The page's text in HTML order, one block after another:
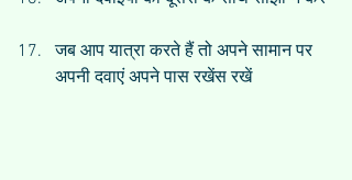
जब आप यात्रा करते हैं तो अपने सामान पर
अपनी दवाएं अपने पास रखेंस रखें